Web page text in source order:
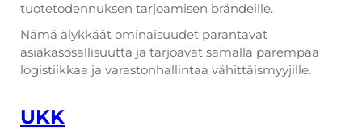
tuotetodennuksen tarjoamisen brändeille.
Nämä älykkäät ominaisuudet parantavat
asiakasosallisuutta ja tarjoavat samalla parempaa
logistiikkaa ja varastonhallintaa vähittäismyyjille.
UKK